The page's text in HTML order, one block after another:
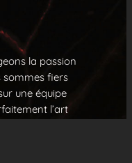
la passion
sommes fiers
une équipe
l’art